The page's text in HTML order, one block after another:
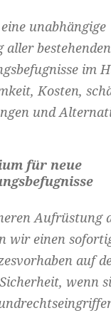
unabhängige
aller bestehenden
im
Kosten,
und
für neue
Aufrüstung
wir einen
auf
wenn